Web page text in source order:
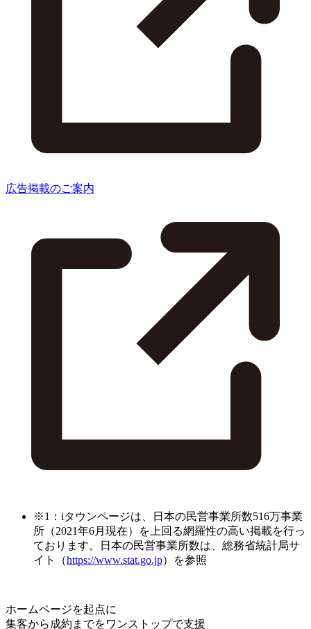
広告掲載のご案内
※1：iタウンページは、日本の民営事業所数516万事業
所（2021年6月現在）を上回る網羅性の高い掲載を行っ
ております。日本の民営事業所数は、総務省統計局サ
イト（https://www.stat.go.jp）を参照
ホームページを起点に
集客から成約までをワンストップで支援